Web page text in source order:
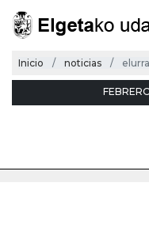
Inicio noticias